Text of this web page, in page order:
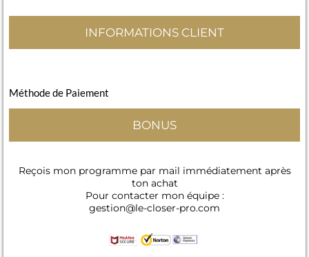
INFORMATIONS CLIENT
Méthode de Paiement
BONUS
Reçois mon programme par mail immédiatement après
ton achat
Pour contacter mon équipe :
gestion@le-closer-pro.com